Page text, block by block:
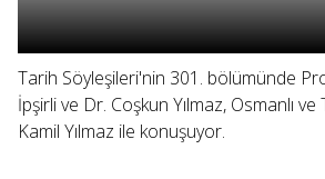
Tarih Söyleşileri'nin 301. bölümünde
İpşirli ve Dr. Coşkun Yılmaz, Osmanlı
Kamil Yılmaz ile konuşuyor.